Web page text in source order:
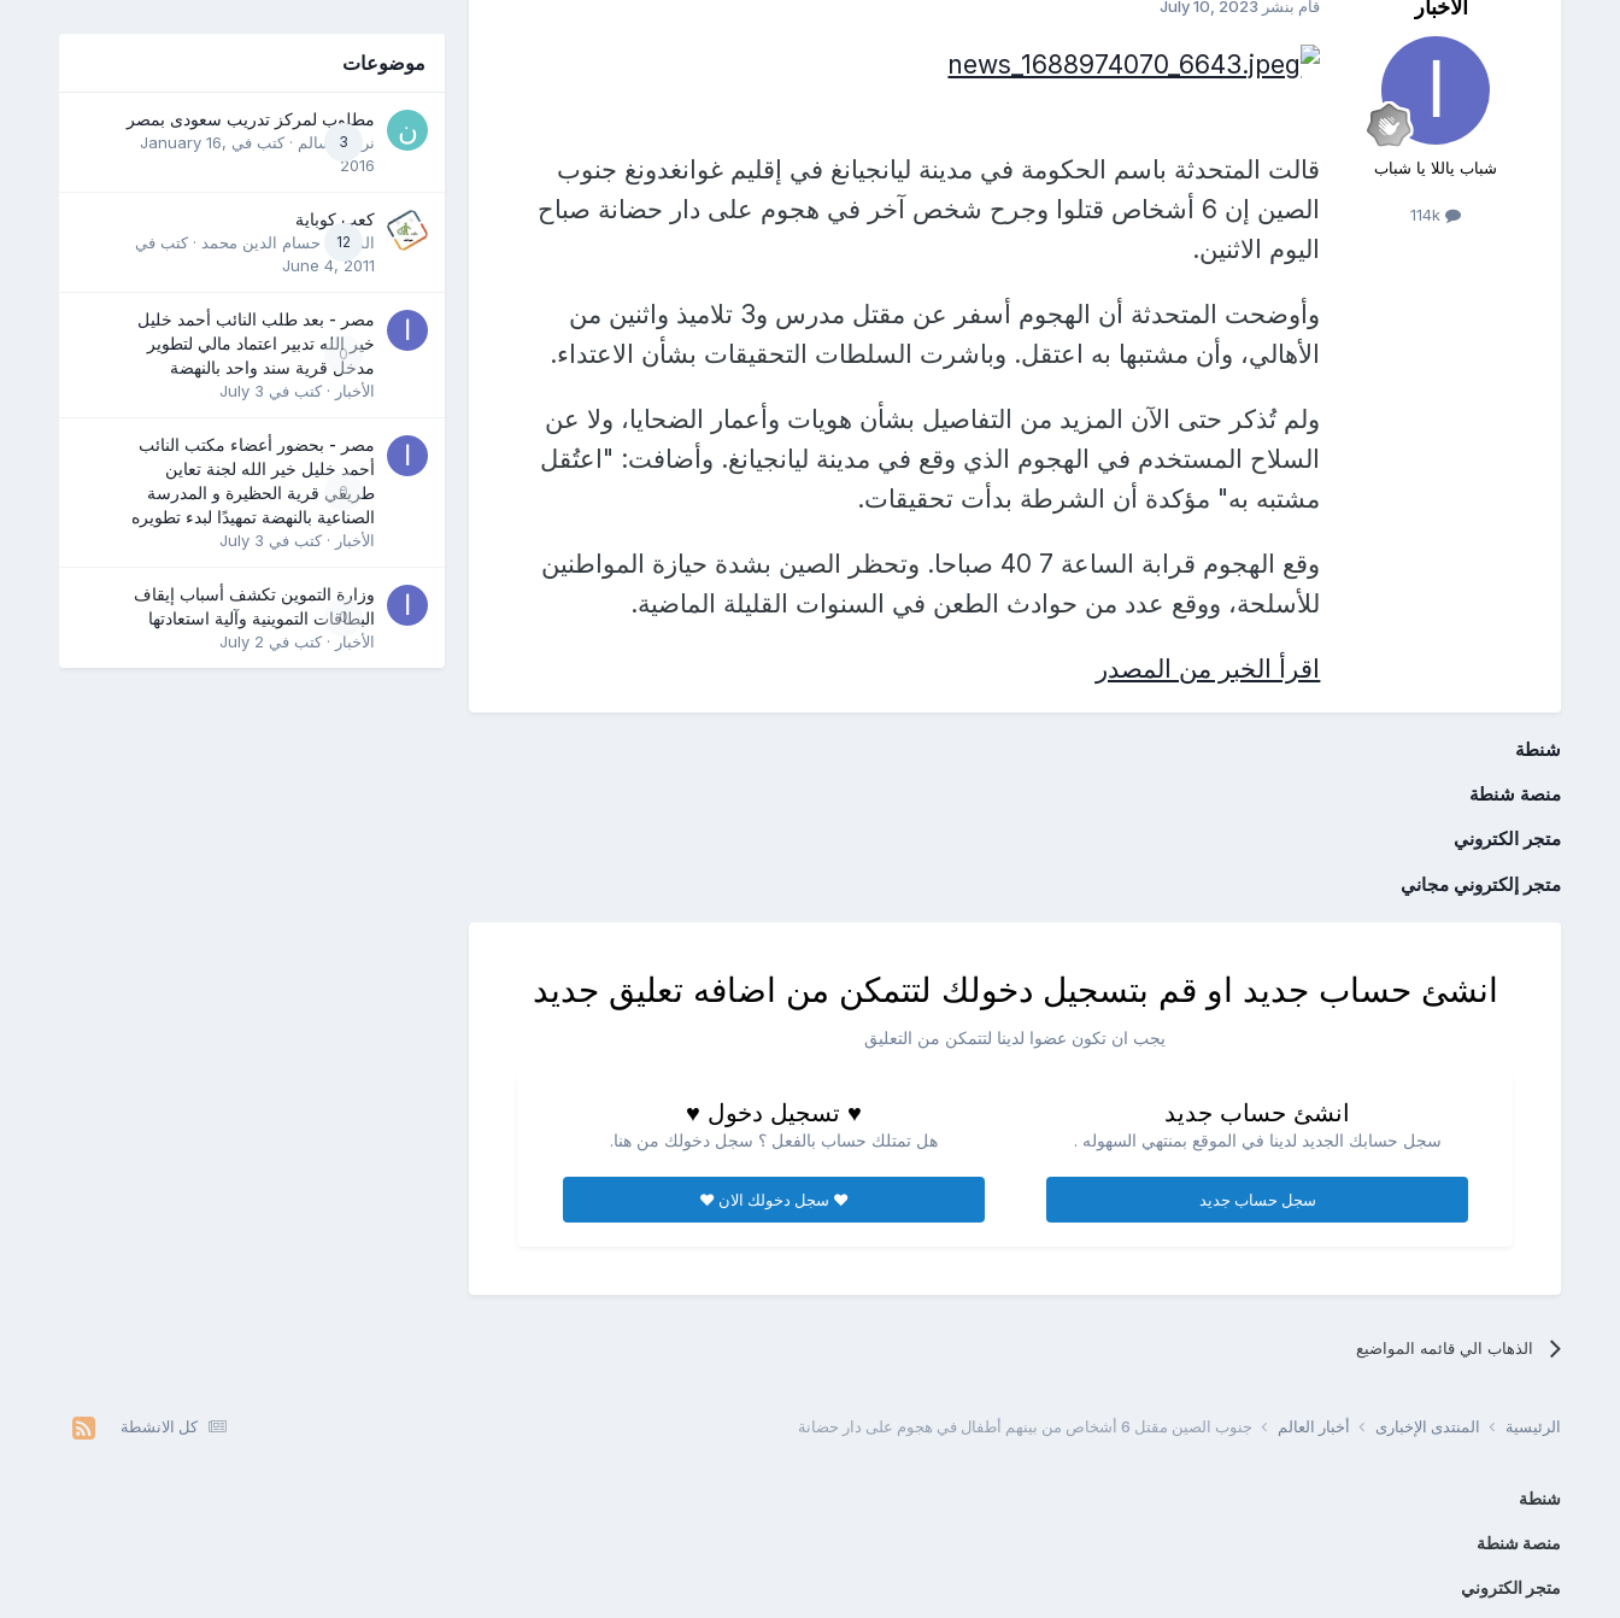
الأخبار
شباب ياللا يا شباب
114k
قام بنشر July 10, 2023
قالت المتحدثة باسم الحكومة في مدينة ليانجيانغ في إقليم غوانغدونغ جنوب
الصين إن 6 أشخاص قتلوا وجرح شخص آخر في هجوم على دار حضانة صباح
اليوم الاثنين.
وأوضحت المتحدثة أن الهجوم أسفر عن مقتل مدرس و3 تلاميذ واثنين من
الأهالي، وأن مشتبها به اعتقل. وباشرت السلطات التحقيقات بشأن الاعتداء.
ولم تُذكر حتى الآن المزيد من التفاصيل بشأن هويات وأعمار الضحايا، ولا عن
السلاح المستخدم في الهجوم الذي وقع في مدينة ليانجيانغ. وأضافت: "اعتُقل
مشتبه به" مؤكدة أن الشرطة بدأت تحقيقات.
وقع الهجوم قرابة الساعة 7 40 صباحا. وتحظر الصين بشدة حيازة المواطنين
للأسلحة، ووقع عدد من حوادث الطعن في السنوات القليلة الماضية.
اقرأ الخبر من المصدر
شنطة
منصة شنطة
متجر الكتروني
متجر إلكتروني مجاني
انشئ حساب جديد او قم بتسجيل دخولك لتتمكن من اضافه تعليق جديد
يجب ان تكون عضوا لدينا لتتمكن من التعليق
انشئ حساب جديد
سجل حسابك الجديد لدينا في الموقع بمنتهي السهوله .
سجل حساب جديد
♥ تسجيل دخول ♥
هل تمتلك حساب بالفعل ؟ سجل دخولك من هنا.
♥ سجل دخولك الان ♥
الذهاب الي قائمه المواضيع
موضوعات
3
مطلوب لمركز تدريب سعودى بمصر
نرمين سالم · كتب في January 16,
2016
12
كعب كوباية
المدرب حسام الدين محمد · كتب في
June 4, 2011
0
مصر - بعد طلب النائب أحمد خليل
خير الله تدبير اعتماد مالي لتطوير
مدخل قرية سند واحد بالنهضة
الأخبار · كتب في July 3
0
مصر - بحضور أعضاء مكتب النائب
أحمد خليل خير الله لجنة تعاين
طريقي قرية الحظيرة و المدرسة
الصناعية بالنهضة تمهيدًا لبدء تطويره
الأخبار · كتب في July 3
0
وزارة التموين تكشف أسباب إيقاف
البطاقات التموينية وآلية استعادتها
الأخبار · كتب في July 2
كل الانشطة الرئيسية المنتدى الإخبارى أخبار العالم جنوب الصين مقتل 6 أشخاص من بينهم أطفال في هجوم على دار حضانة
شنطة
منصة شنطة
متجر الكتروني